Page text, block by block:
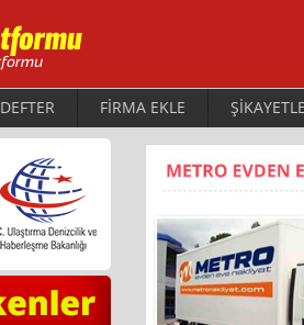
DEFTER FİRMA EKLE